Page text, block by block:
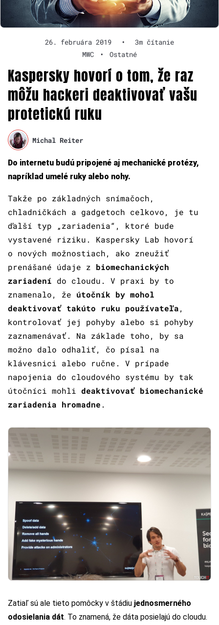
26. februára 2019 •
3m čítanie
MWC
• Ostatné
Kaspersky hovorí o tom, že raz
môžu hackeri deaktivovať vašu
protetickú ruku
Michal Reiter
Do internetu budú pripojené aj mechanické protézy,
napríklad umelé ruky alebo nohy.
Takže po základných snímačoch,
chladničkách a gadgetoch celkovo, je tu
ďalší typ „zariadenia“, ktoré bude
vystavené riziku. Kaspersky Lab hovorí
o nových možnostiach, ako zneužiť
prenášané údaje z biomechanických
zariadení do cloudu. V praxi by to
znamenalo, že útočník by mohol
deaktivovať takúto ruku používateľa,
kontrolovať jej pohyby alebo si pohyby
zaznamenávať. Na základe toho, by sa
možno dalo odhaliť, čo písal na
klávesnici alebo ručne. V prípade
napojenia do cloudového systému by tak
útočníci mohli deaktivovať biomechanické
zariadenia hromadne .
Zatiaľ sú ale tieto pomôcky v štádiu jednosmerného
odosielania dát. To znamená, že dáta posielajú do cloudu.